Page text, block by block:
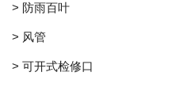
> 防雨百叶
> 风管
> 可开式检修口